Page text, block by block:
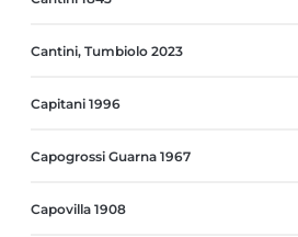
Cantini, Tumbiolo 2023
Capitani 1996
Capogrossi Guarna 1967
Capovilla 1908